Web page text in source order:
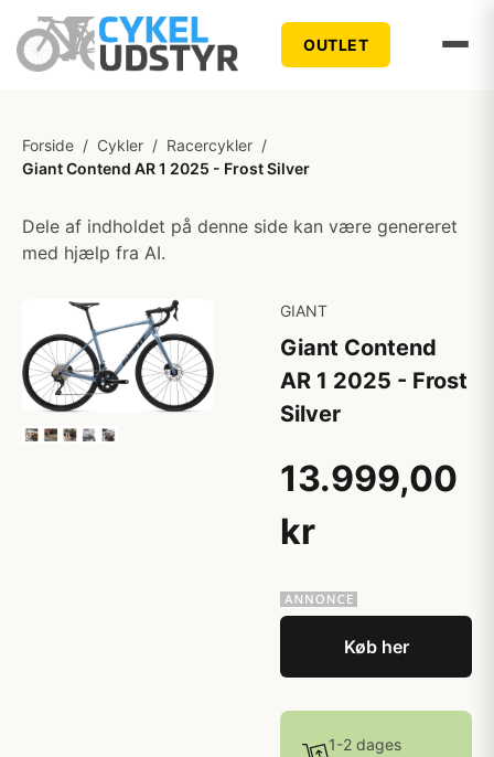
OUTLET
Forside / Cykler / Racercykler /
Giant Contend AR 1 2025 - Frost Silver
Dele af indholdet på denne side kan være genereret
med hjælp fra AI.
GIANT
Giant Contend
AR 1 2025 - Frost
Silver
13.999,00
kr
Køb her
1-2 dages